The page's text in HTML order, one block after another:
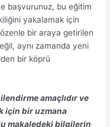
başvurunuz, bu eğitim
yakalamak için
bir araya getirilen
aynı zamanda yeni
bir köprü
amaçlıdır ve
için bir uzmana
makaledeki bilgilerin